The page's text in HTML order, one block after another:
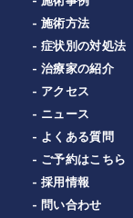
- 施術方法
- 症状別の対処法
- 治療家の紹介
- アクセス
- ニュース
- よくある質問
- ご予約はこちら
- 採用情報
- 問い合わせ